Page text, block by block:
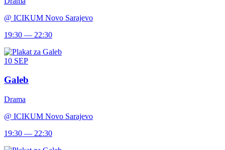
@ ICIKUM Novo Sarajevo
19:30 — 22:30
10 SEP
Galeb
Drama
@ ICIKUM Novo Sarajevo
19:30 — 22:30